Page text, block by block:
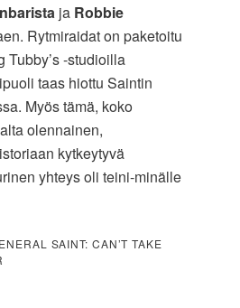
ja Robbie
Rytmiraidat on paketoitu
Tubby’s -studioilla
taas hiottu Saintin
Myös tämä, koko
olennainen,
kytkeytyvä
yhteys oli teini-minälle
SAINT: CAN’T TAKE